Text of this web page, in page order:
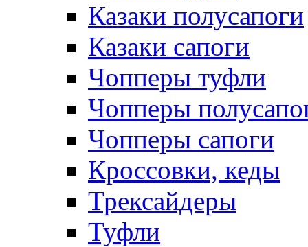
Казаки полусапоги
Казаки сапоги
Чопперы туфли
Чопперы
Чопперы сапоги
Кроссовки, кеды
Трексайдеры
Туфли